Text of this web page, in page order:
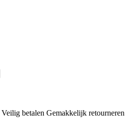
Veilig betalen Gemakkelijk retourneren